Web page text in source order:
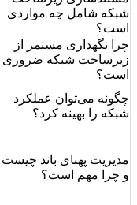
شبکه شامل چه مواردی
است؟
چرا نگهداری مستمر از
زیرساخت شبکه ضروری
است؟
چگونه می‌توان عملکرد
شبکه را بهینه کرد؟
مدیریت پهنای باند چیست
و چرا مهم است؟